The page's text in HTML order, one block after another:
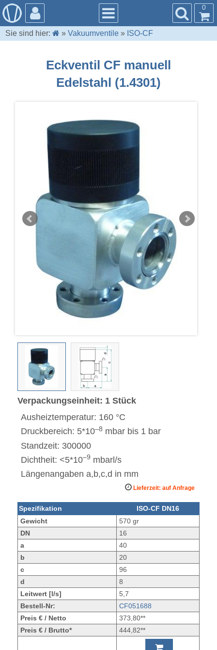
0
Sie sind hier: »Vakuumventile » ISO-CF
Eckventil CF manuell
Edelstahl (1.4301)
Verpackungseinheit: 1 Stück
Ausheiztemperatur: 160 °C
Druckbereich: 5*10–8 mbar bis 1 bar
Standzeit: 300000
Dichtheit: <5*10–9 mbarl/s
Längenangaben a,b,c,d in mm
Lieferzeit: auf Anfrage
Spezifikation
ISO-CF DN16
Gewicht
570 gr
DN
16
a
40
b
20
c
96
d
8
Leitwert [l/s]
5,7
Bestell-Nr:
CF051688
Preis € / Netto
373,80**
Preis € / Brutto*
444,82**